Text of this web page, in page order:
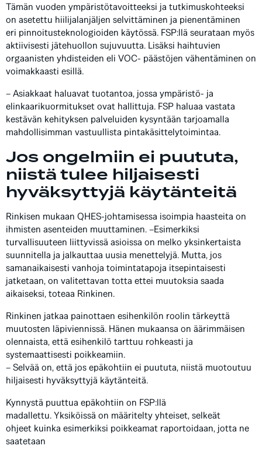
Tämän vuoden ympäristötavoitteeksi ja tutkimuskohteeksi
on asetettu hiilijalanjäljen selvittäminen ja pienentäminen
eri pinnoitusteknologioiden käytössä. FSP:llä seurataan myös
aktiivisesti jätehuollon sujuvuutta. Lisäksi haihtuvien
orgaanisten yhdisteiden eli VOC- päästöjen vähentäminen on
voimakkaasti esillä.
– Asiakkaat haluavat tuotantoa, jossa ympäristö- ja
elinkaarikuormitukset ovat hallittuja. FSP haluaa vastata
kestävän kehityksen palveluiden kysyntään tarjoamalla
mahdollisimman vastuullista pintakäsittelytoimintaa.
Jos ongelmiin ei puututa,
niistä tulee hiljaisesti
hyväksyttyjä käytänteitä
Rinkisen mukaan QHES-johtamisessa isoimpia haasteita on
ihmisten asenteiden muuttaminen. –Esimerkiksi
turvallisuuteen liittyvissä asioissa on melko yksinkertaista
suunnitella ja jalkauttaa uusia menettelyjä. Mutta, jos
samanaikaisesti vanhoja toimintatapoja itsepintaisesti
jatketaan, on valitettavan totta ettei muutoksia saada
aikaiseksi, toteaa Rinkinen.
Rinkinen jatkaa painottaen esihenkilön roolin tärkeyttä
muutosten läpiviennissä. Hänen mukaansa on äärimmäisen
olennaista, että esihenkilö tarttuu rohkeasti ja
systemaattisesti poikkeamiin.
– Selvää on, että jos epäkohtiin ei puututa, niistä muotoutuu
hiljaisesti hyväksyttyjä käytänteitä.
Kynnystä puuttua epäkohtiin on FSP:llä
madallettu. Yksiköissä on määritelty yhteiset, selkeät
ohjeet kuinka esimerkiksi poikkeamat raportoidaan, jotta ne
saatetaan